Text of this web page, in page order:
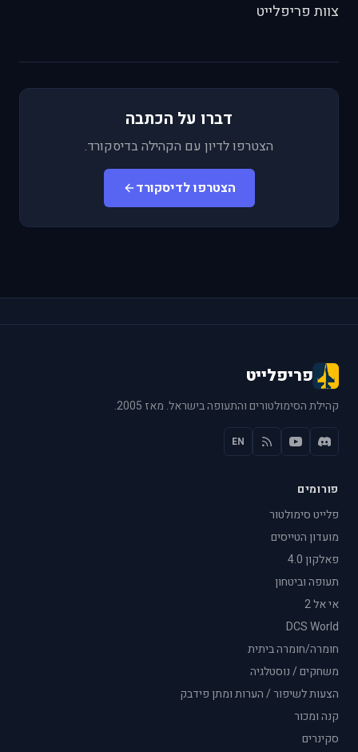
צוות פריפלייט
דברו על הכתבה
הצטרפו לדיון עם הקהילה בדיסקורד.
הצטרפו לדיסקורד
פריפלייט
קהילת הסימולטורים והתעופה בישראל. מאז 2005.
EN
פורומים
פלייט סימולטור
מועדון הטייסים
פאלקון 4.0
תעופה וביטחון
אי אל 2
DCS World
חומרה/חומרה ביתית
משחקים / נוסטלגיה
הצעות לשיפור / הערות ומתן פידבק
קנה ומכור
סקינרים